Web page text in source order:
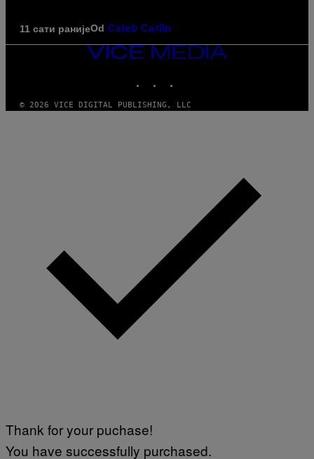
11 сати ранијеOd Caleb Catlin
VICE
© 2026 VICE DIGITAL PUBLISHING, LLC
Thank for your puchase!
You have successfully purchased.